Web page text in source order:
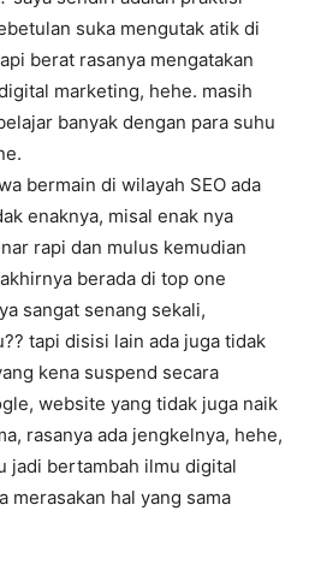
suka mengutak atik di
berat rasanya mengatakan
marketing, hehe. masih
banyak dengan para suhu
bermain di wilayah SEO ada
enaknya, misal enak nya
rapi dan mulus kemudian
berada di top one
sangat senang sekali,
tapi disisi lain ada juga tidak
kena suspend secara
website yang tidak juga naik
rasanya ada jengkelnya, hehe,
jadi bertambah ilmu digital
merasakan hal yang sama